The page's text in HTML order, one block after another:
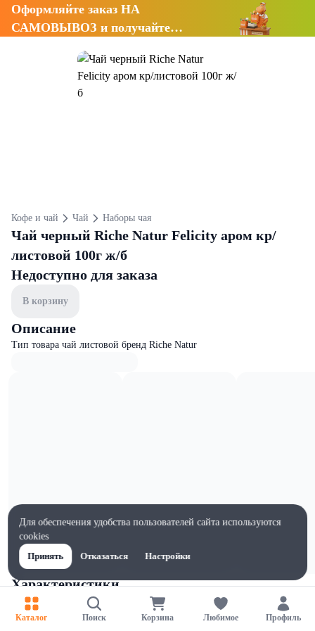
Оформляйте заказ НА
САМОВЫВОЗ и получайте
Кофе и чай Чай Наборы чая
Чай черный Riche Natur Felicity аром кр/
листовой 100г ж/б
Недоступно для заказа
В корзину
Описание
Тип товара чай листовой бренд Riche Natur
Характеристики
Ширина, мм
155
Каталог Поиск Корзина Любимое Профиль
Для обеспечения удобства пользователей сайта используются
cookies
Принять
Отказаться Настройки